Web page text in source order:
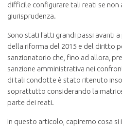
difficile configurare tali reati se
giurisprudenza.
Sono stati fatti grandi passi avanti
della riforma del 2015 e del diritto
sanzionatorio che, fino ad allora,
sanzione amministrativa nei
di tali condotte è stato ritenuto
soprattutto considerando la
parte dei reati.
In questo articolo, capiremo cosa si